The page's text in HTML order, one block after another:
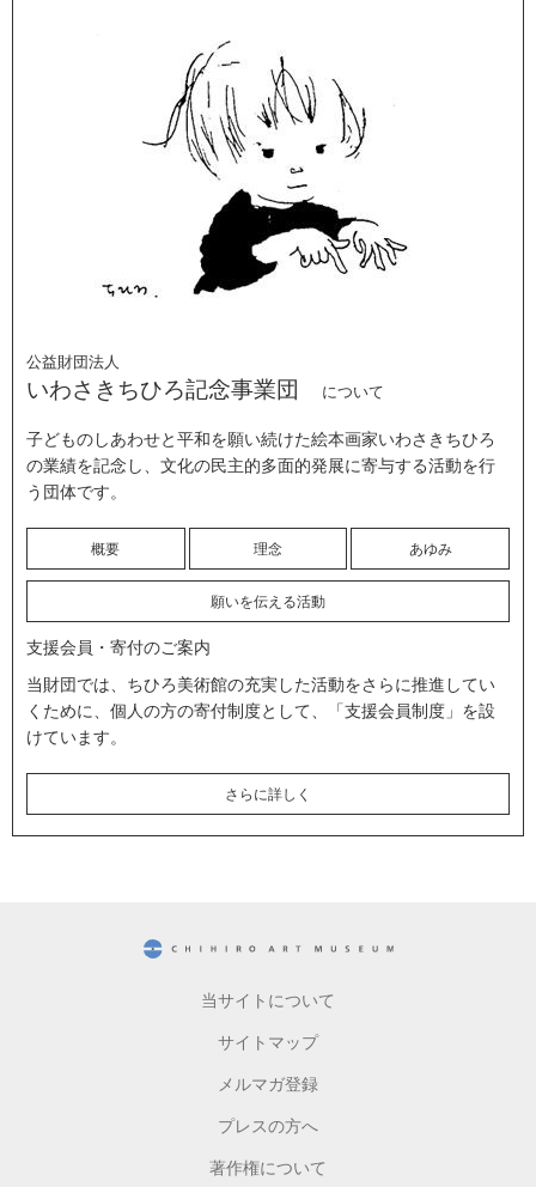
公益財団法人
いわさきちひろ記念事業団 について
子どものしあわせと平和を願い続けた絵本画家いわさきちひろ
の業績を記念し、文化の民主的多面的発展に寄与する活動を行
う団体です。
概要 理念 あゆみ
願いを伝える活動
支援会員・寄付のご案内
当財団では、ちひろ美術館の充実した活動をさらに推進してい
くために、個人の方の寄付制度として、「支援会員制度」を設
けています。
さらに詳しく
当サイトについて
サイトマップ
メルマガ登録
プレスの方へ
著作権について